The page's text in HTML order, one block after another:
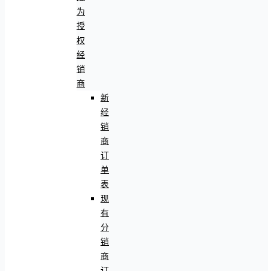
为
授
权
经
销
商
新
经
销
商
订
单
表
现
有
分
销
商